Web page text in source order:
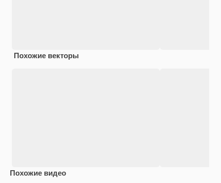
Похожие векторы
Похожие видео